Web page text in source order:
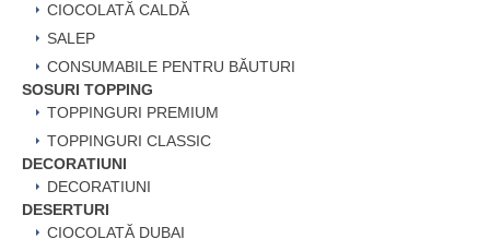
CIOCOLATĂ CALDĂ
SALEP
CONSUMABILE PENTRU BĂUTURI
SOSURI TOPPING
TOPPINGURI PREMIUM
TOPPINGURI CLASSIC
DECORATIUNI
DECORATIUNI
DESERTURI
CIOCOLATĂ DUBAI